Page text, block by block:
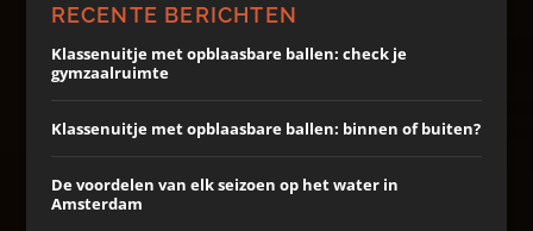
RECENTE BERICHTEN
Klassenuitje met opblaasbare ballen: check je
gymzaalruimte
Klassenuitje met opblaasbare ballen: binnen of buiten?
De voordelen van elk seizoen op het water in
Amsterdam